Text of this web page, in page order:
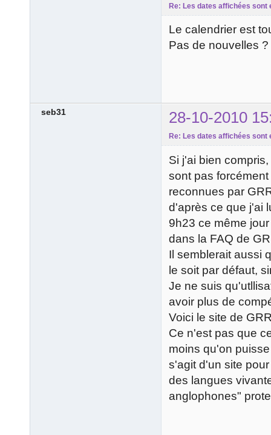
Re: Les dates affichées sont
Le calendrier est
Pas de nouvelles ?
seb31 28-10-2010
Re: Les dates affichées sont
Si j'ai bien
sont pas
reconnues par
d'après ce que j'ai
9h23 ce même
dans la FAQ de
Il semblerait aussi
le soit par défaut,
Je ne suis
avoir plus de
Voici le site de
Ce n'est pas que
moins qu'on
s'agit d'un site
des langues
anglophones"